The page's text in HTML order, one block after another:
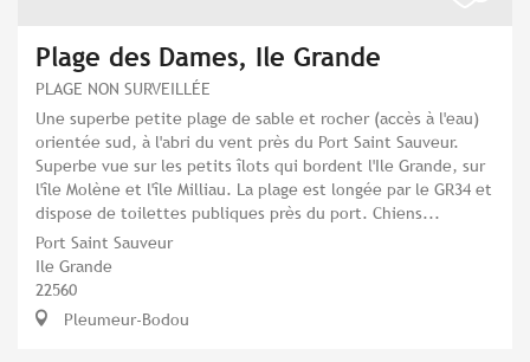
Plage des Dames, Ile Grande
PLAGE NON SURVEILLÉE
Une superbe petite plage de sable et rocher (accès à l'eau)
orientée sud, à l'abri du vent près du Port Saint Sauveur.
Superbe vue sur les petits îlots qui bordent l'Ile Grande, sur
l'île Molène et l'île Milliau. La plage est longée par le GR34 et
dispose de toilettes publiques près du port. Chiens...
Port Saint Sauveur
Ile Grande
22560
Pleumeur-Bodou